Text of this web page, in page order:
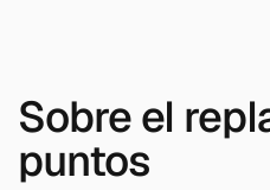
Sobre el
puntos